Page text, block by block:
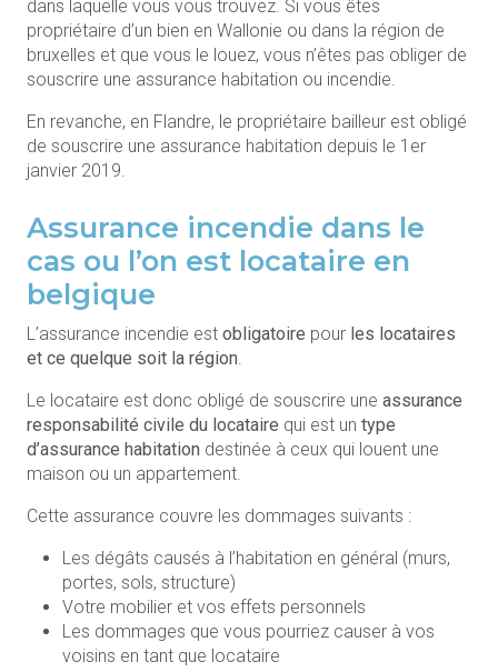
dans laquelle vous vous trouvez. Si vous êtes
propriétaire d’un bien en Wallonie ou dans la région de
bruxelles et que vous le louez, vous n’êtes pas obliger de
souscrire une assurance habitation ou incendie.
En revanche, en Flandre, le propriétaire bailleur est obligé
de souscrire une assurance habitation depuis le 1er
janvier 2019.
Assurance incendie dans le
cas ou l’on est locataire en
belgique
L’assurance incendie est obligatoire pour les locataires
et ce quelque soit la région.
Le locataire est donc obligé de souscrire une assurance
responsabilité civile du locataire qui est un type
d’assurance habitation destinée à ceux qui louent une
maison ou un appartement.
Cette assurance couvre les dommages suivants :
Les dégâts causés à l’habitation en général (murs,
portes, sols, structure)
Votre mobilier et vos effets personnels
Les dommages que vous pourriez causer à vos
voisins en tant que locataire